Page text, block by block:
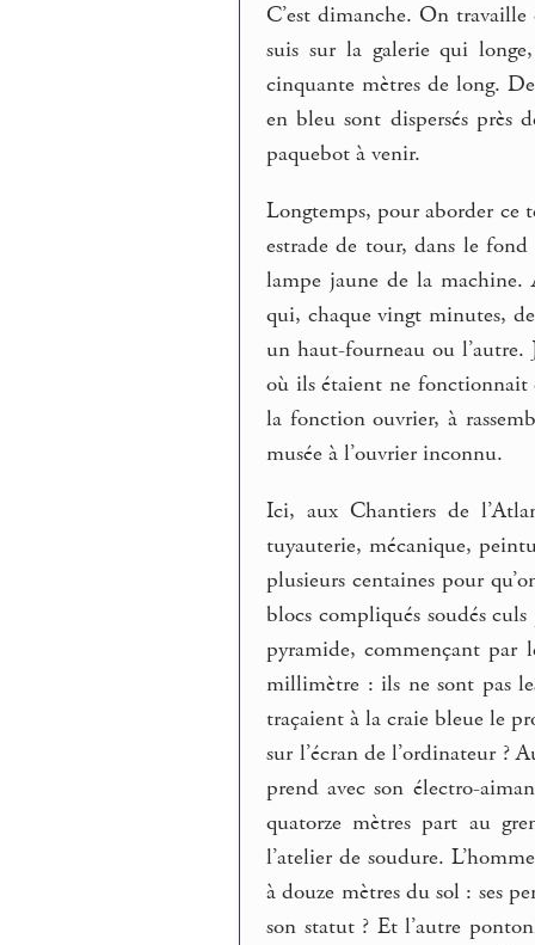
C’est dimanche. On
suis sur la galerie qui
cinquante mètres de long.
en bleu sont dispersés près
paquebot à venir.
Longtemps, pour aborder ce
estrade de tour, dans le fond
lampe jaune de la machine.
qui, chaque vingt minutes,
un haut-fourneau ou l’autre.
où ils étaient ne fonctionnait
la fonction ouvrier, à
musée à l’ouvrier inconnu.
Ici, aux Chantiers de
tuyauterie, mécanique,
plusieurs centaines pour
blocs compliqués soudés
pyramide, commençant
millimètre : ils ne sont pas
traçaient à la craie bleue le
sur l’écran de l’ordinateur ?
prend avec son électro-
quatorze mètres part au
l’atelier de soudure.
à douze mètres du sol : ses
son statut ? Et l’autre